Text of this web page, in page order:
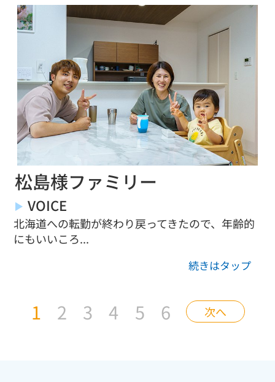
松島様ファミリー
VOICE
北海道への転勤が終わり戻ってきたので、年齢的
にもいいころ...
続きはタップ
1 2 3 4 5 6 次へ